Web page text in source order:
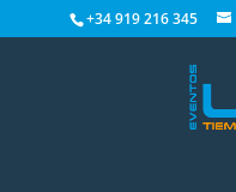
+34 919 216 345